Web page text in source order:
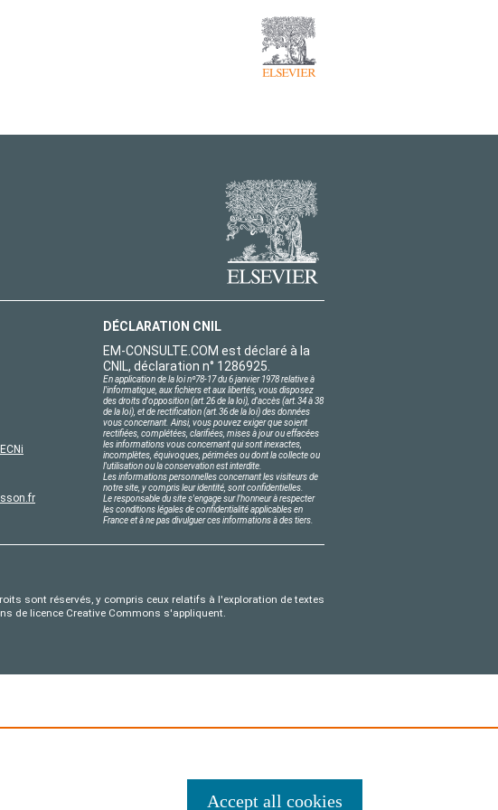
DÉCLARATION CNIL
EM-CONSULTE.COM est déclaré à la
CNIL, déclaration n° 1286925.
En application de la loi nº78-17 du 6 janvier 1978 relative à
l'informatique, aux fichiers et aux libertés, vous disposez
des droits d'opposition (art.26 de la loi), d'accès (art.34 à 38
de la loi), et de rectification (art.36 de la loi) des données
vous concernant. Ainsi, vous pouvez exiger que soient
rectifiées, complétées, clarifiées, mises à jour ou effacées
les informations vous concernant qui sont inexactes,
incomplètes, équivoques, périmées ou dont la collecte ou
l'utilisation ou la conservation est interdite.
Les informations personnelles concernant les visiteurs de
notre site, y compris leur identité, sont confidentielles.
Le responsable du site s'engage sur l'honneur à respecter
les conditions légales de confidentialité applicables en
France et à ne pas divulguer ces informations à des tiers.
sont réservés, y compris ceux relatifs à l'exploration de textes
de licence Creative Commons s'appliquent.
Accept all cookies